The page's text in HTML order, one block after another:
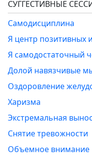
СУГГЕСТИВНЫЕ
Самодисциплина
Я центр позитивных
Я самодостаточный
Долой навязчивые
Оздоровление
Харизма
Экстремальная
Снятие тревожности
Объемное внимание